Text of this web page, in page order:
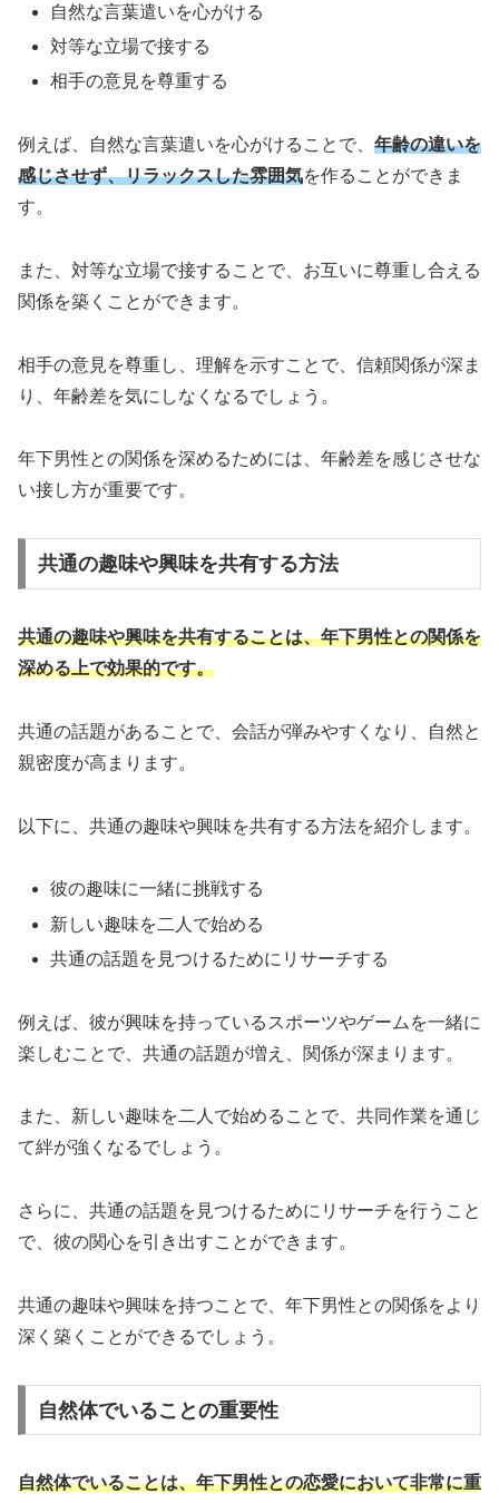
自然な言葉遣いを心がける
対等な立場で接する
相手の意見を尊重する
例えば、自然な言葉遣いを心がけることで、 年齢の違いを
感じさせず、リラックスした雰囲気を作ることができま
す。
また、対等な立場で接することで、お互いに尊重し合える
関係を築くことができます。
相手の意見を尊重し、理解を示すことで、信頼関係が深ま
り、年齢差を気にしなくなるでしょう。
年下男性との関係を深めるためには、年齢差を感じさせな
い接し方が重要です。
共通の趣味や興味を共有する方法
共通の趣味や興味を共有することは、年下男性との関係を
深める上で効果的です。
共通の話題があることで、会話が弾みやすくなり、自然と
親密度が高まります。
以下に、共通の趣味や興味を共有する方法を紹介します。
彼の趣味に一緒に挑戦する
新しい趣味を二人で始める
共通の話題を見つけるためにリサーチする
例えば、彼が興味を持っているスポーツやゲームを一緒に
楽しむことで、共通の話題が増え、関係が深まります。
また、新しい趣味を二人で始めることで、共同作業を通じ
て絆が強くなるでしょう。
さらに、共通の話題を見つけるためにリサーチを行うこと
で、彼の関心を引き出すことができます。
共通の趣味や興味を持つことで、年下男性との関係をより
深く築くことができるでしょう。
自然体でいることの重要性
自然体でいることは、年下男性との恋愛において非常に重